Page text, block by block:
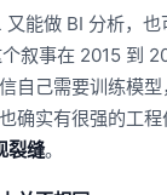
能做 BI 分析，也
叙事在 2015 到
自己需要训练模
确实有很强的工
裂缝。